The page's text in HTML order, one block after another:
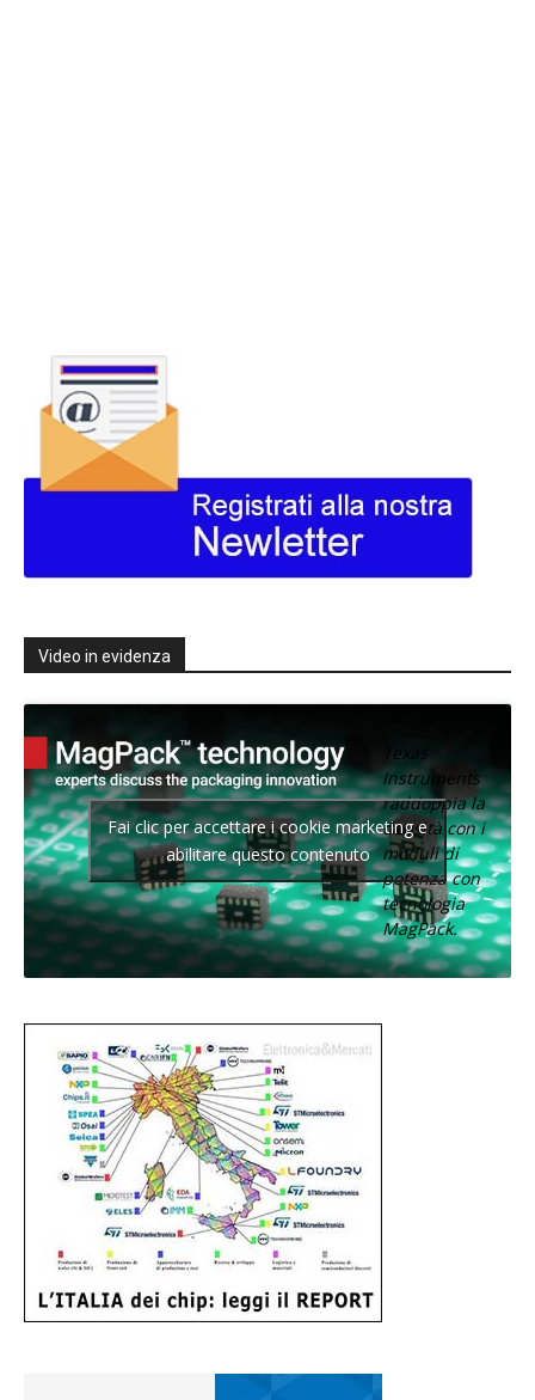
Video in evidenza
Texas
Instruments
raddoppia la
densità con i
moduli di
potenza con
tecnologia
MagPack.
Fai clic per accettare i cookie marketing e
abilitare questo contenuto